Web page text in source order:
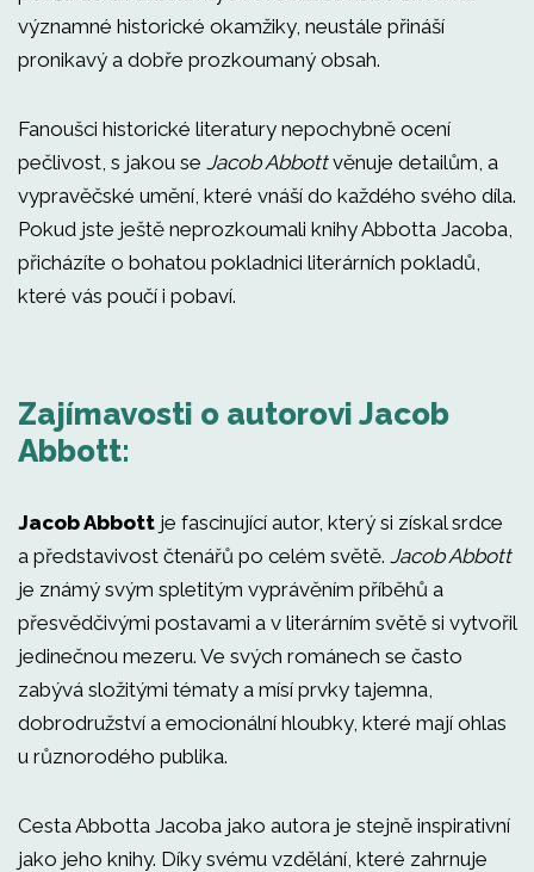
významné historické okamžiky, neustále přináší
pronikavý a dobře prozkoumaný obsah.
Fanoušci historické literatury nepochybně ocení
pečlivost, s jakou se Jacob Abbottvěnuje detailům, a
vypravěčské umění, které vnáší do každého svého díla.
Pokud jste ještě neprozkoumali knihy Abbotta Jacoba,
přicházíte o bohatou pokladnici literárních pokladů,
které vás poučí i pobaví.
Zajímavosti o autorovi Jacob
Abbott:
Jacob Abbott je fascinující autor, který si získal srdce
a představivost čtenářů po celém světě. Jacob Abbott
je známý svým spletitým vyprávěním příběhů a
přesvědčivými postavami a v literárním světě si vytvořil
jedinečnou mezeru. Ve svých románech se často
zabývá složitými tématy a mísí prvky tajemna,
dobrodružství a emocionální hloubky, které mají ohlas
u různorodého publika.
Cesta Abbotta Jacoba jako autora je stejně inspirativní
jako jeho knihy. Díky svému vzdělání, které zahrnuje